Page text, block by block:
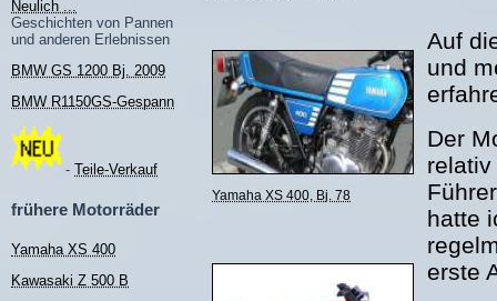
Neulich ...
Geschichten von Pannen
und anderen Erlebnissen
BMW GS 1200 Bj. 2009
BMW R1150GS-Gespann
- Teile-Verkauf
frühere Motorräder
Yamaha XS 400
Kawasaki Z 500 B
Yamaha XS 400, Bj. 78
Auf
und
Der
hatte
erste